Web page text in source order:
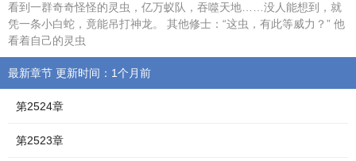
看到一群奇奇怪怪的灵虫，亿万蚁队，吞噬天地……没人能想到，就
凭一条小白蛇，竟能吊打神龙。 其他修士：“这虫，有此等威力？” 他
看着自己的灵虫
最新章节 更新时间：1个月前
第2524章
第2523章